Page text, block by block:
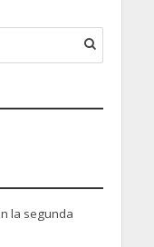
la segunda